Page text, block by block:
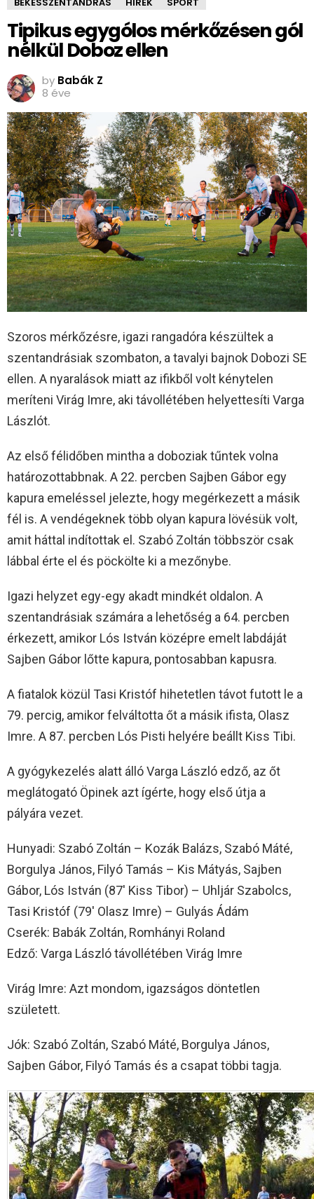
Tipikus egygólos mérkőzésen gól
nélkül Doboz ellen
by Babák Z
8 éve
Szoros mérkőzésre, igazi rangadóra készültek a
szentandrásiak szombaton, a tavalyi bajnok Dobozi SE
ellen. A nyaralások miatt az ifikből volt kénytelen
meríteni Virág Imre, aki távollétében helyettesíti Varga
Lászlót.
Az első félidőben mintha a doboziak tűntek volna
határozottabbnak. A 22. percben Sajben Gábor egy
kapura emeléssel jelezte, hogy megérkezett a másik
fél is. A vendégeknek több olyan kapura lövésük volt,
amit háttal indítottak el. Szabó Zoltán többször csak
lábbal érte el és pöckölte ki a mezőnybe.
Igazi helyzet egy-egy akadt mindkét oldalon. A
szentandrásiak számára a lehetőség a 64. percben
érkezett, amikor Lós István középre emelt labdáját
Sajben Gábor lőtte kapura, pontosabban kapusra.
A fiatalok közül Tasi Kristóf hihetetlen távot futott le a
79. percig, amikor felváltotta őt a másik ifista, Olasz
Imre. A 87. percben Lós Pisti helyére beállt Kiss Tibi.
A gyógykezelés alatt álló Varga László edző, az őt
meglátogató Öpinek azt ígérte, hogy első útja a
pályára vezet.
Hunyadi: Szabó Zoltán – Kozák Balázs, Szabó Máté,
Borgulya János, Filyó Tamás – Kis Mátyás, Sajben
Gábor, Lós István (87′ Kiss Tibor) – Uhljár Szabolcs,
Tasi Kristóf (79′ Olasz Imre) – Gulyás Ádám
Cserék: Babák Zoltán, Romhányi Roland
Edző: Varga László távollétében Virág Imre
Virág Imre: Azt mondom, igazságos döntetlen
született.
Jók: Szabó Zoltán, Szabó Máté, Borgulya János,
Sajben Gábor, Filyó Tamás és a csapat többi tagja.